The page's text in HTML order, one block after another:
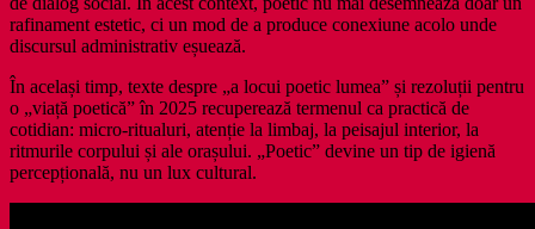
rafinament estetic, ci un mod de a produce conexiune acolo unde
discursul administrativ eșuează.
În același timp, texte despre „a locui poetic lumea” și rezoluții pentru
o „viață poetică” în 2025 recuperează termenul ca practică de
cotidian: micro-ritualuri, atenție la limbaj, la peisajul interior, la
ritmurile corpului și ale orașului. „Poetic” devine un tip de igienă
percepțională, nu un lux cultural.